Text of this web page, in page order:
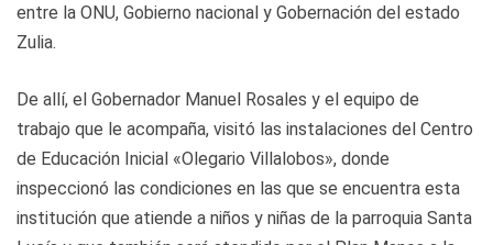
entre la ONU, Gobierno nacional y Gobernación del estado
Zulia.
De allí, el Gobernador Manuel Rosales y el equipo de
trabajo que le acompaña, visitó las instalaciones del Centro
de Educación Inicial «Olegario Villalobos», donde
inspeccionó las condiciones en las que se encuentra esta
institución que atiende a niños y niñas de la parroquia Santa